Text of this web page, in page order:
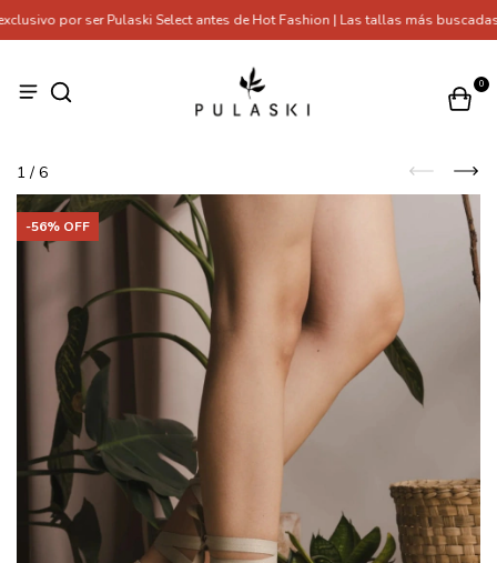
por ser Pulaski Select antes de Hot Fashion | Las tallas más buscadas
0
1 / 6
-56% OFF